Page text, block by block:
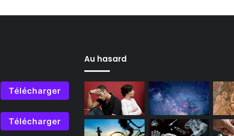
Télécharger
Télécharger
Au hasard